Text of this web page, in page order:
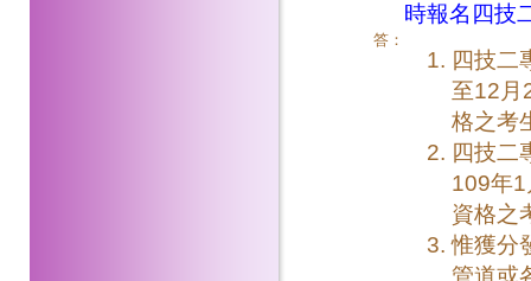
時報名四技
答：
四技二
至12月
格之考
四技二
109年
資格之
惟獲分
管道或